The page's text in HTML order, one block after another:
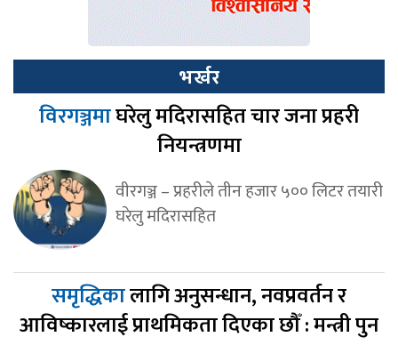
भर्खर
विरगञ्जमाघरेलु मदिरासहित चार जना प्रहरी
नियन्त्रणमा
वीरगञ्ज – प्रहरीले तीन हजार ५०० लिटर तयारी
घरेलु मदिरासहित
समृद्धिकालागि अनुसन्धान, नवप्रवर्तन र
आविष्कारलाई प्राथमिकता दिएका छौँ : मन्त्री पुन